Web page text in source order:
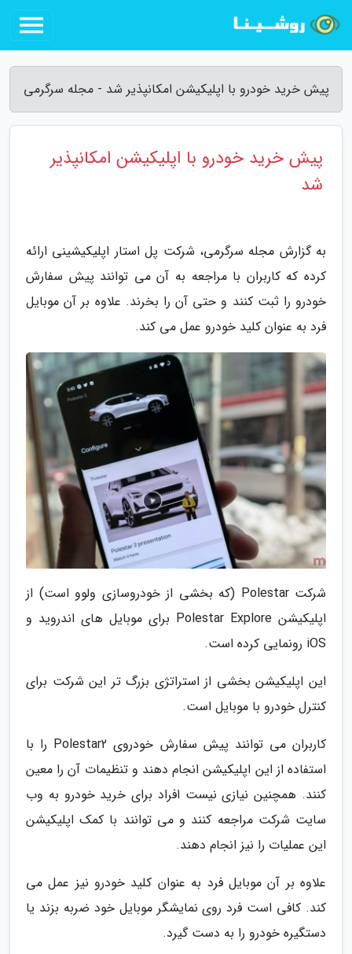
پیش خرید خودرو با اپلیکیشن امکانپذیر شد - مجله سرگرمی
پیش خرید خودرو با اپلیکیشن امکانپذیر
شد
به گزارش مجله سرگرمی، شرکت پل استار اپلیکیشینی ارائه
کرده که کاربران با مراجعه به آن می توانند پیش سفارش
خودرو را ثبت کنند و حتی آن را بخرند. علاوه بر آن موبایل
فرد به عنوان کلید خودرو عمل می کند.
شرکت Polestar (که بخشی از خودروسازی ولوو است) از
اپلیکیشن Polestar Explore برای موبایل های اندروید و
iOS رونمایی کرده است.
این اپلیکیشن بخشی از استراتژی بزرگ تر این شرکت برای
کنترل خودرو با موبایل است.
کاربران می توانند پیش سفارش خودروی Polestar2 را با
استفاده از این اپلیکیشن انجام دهند و تنظیمات آن را معین
کنند. همچنین نیازی نیست افراد برای خرید خودرو به وب
سایت شرکت مراجعه کنند و می توانند با کمک اپلیکیشن
این عملیات را نیز انجام دهند.
علاوه بر آن موبایل فرد به عنوان کلید خودرو نیز عمل می
کند. کافی است فرد روی نمایشگر موبایل خود ضربه بزند یا
دستگیره خودرو را به دست گیرد.